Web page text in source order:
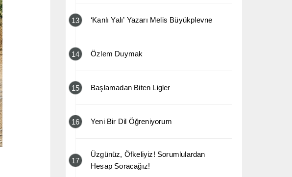
13 ‘Kanlı Yalı’ Yazarı Melis Büyükplevne
14 Özlem Duymak
15 Başlamadan Biten Ligler
16 Yeni Bir Dil Öğreniyorum
17
Üzgünüz, Öfkeliyiz! Sorumlulardan
Hesap Soracağız!